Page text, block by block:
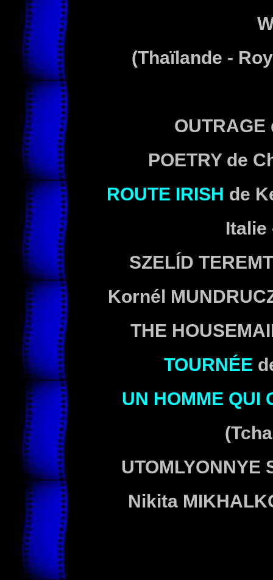
(Thaïlande -
OUTRAGE
POETRY de
ROUTE IRISH de
Italie
SZELÍD
Kornél
THE
TOURNÉE
UN HOMME QUI
UTOMLYONNYE
Nikita